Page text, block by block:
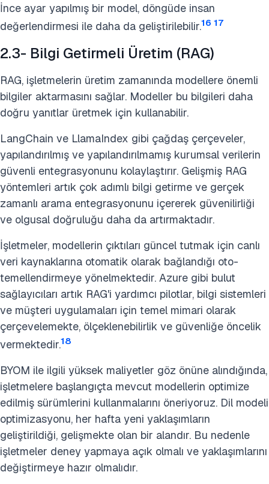
İnce ayar yapılmış bir model, döngüde insan
değerlendirmesi ile daha da geliştirilebilir.16 17
2.3- Bilgi Getirmeli Üretim (RAG)
RAG, işletmelerin üretim zamanında modellere önemli
bilgiler aktarmasını sağlar. Modeller bu bilgileri daha
doğru yanıtlar üretmek için kullanabilir.
LangChain ve LlamaIndex gibi çağdaş çerçeveler,
yapılandırılmış ve yapılandırılmamış kurumsal verilerin
güvenli entegrasyonunu kolaylaştırır. Gelişmiş RAG
yöntemleri artık çok adımlı bilgi getirme ve gerçek
zamanlı arama entegrasyonunu içererek güvenilirliği
ve olgusal doğruluğu daha da artırmaktadır.
İşletmeler, modellerin çıktıları güncel tutmak için canlı
veri kaynaklarına otomatik olarak bağlandığı oto-
temellendirmeye yönelmektedir. Azure gibi bulut
sağlayıcıları artık RAG'i yardımcı pilotlar, bilgi sistemleri
ve müşteri uygulamaları için temel mimari olarak
çerçevelemekte, ölçeklenebilirlik ve güvenliğe öncelik
vermektedir.18
BYOM ile ilgili yüksek maliyetler göz önüne alındığında,
işletmelere başlangıçta mevcut modellerin optimize
edilmiş sürümlerini kullanmalarını öneriyoruz. Dil modeli
optimizasyonu, her hafta yeni yaklaşımların
geliştirildiği, gelişmekte olan bir alandır. Bu nedenle
işletmeler deney yapmaya açık olmalı ve yaklaşımlarını
değiştirmeye hazır olmalıdır.